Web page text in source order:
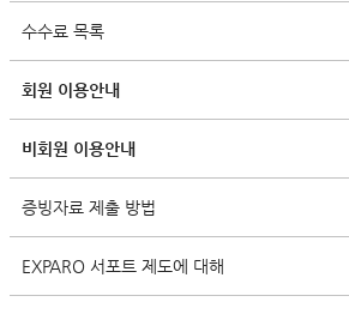
수수료 목록
회원 이용안내
비회원 이용안내
증빙자료 제출 방법
EXPARO 서포트 제도에 대해